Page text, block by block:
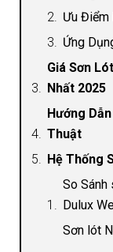
Ưu Điểm
Ứng
Giá Sơn
Nhất 2025
Hướng
Thuật
Hệ Thống
So Sánh
Dulux
Sơn lót